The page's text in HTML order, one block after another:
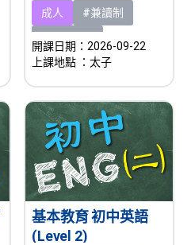
成人
#兼讀制
#即將開課
開課日期：2026-09-22
上課地點 ：太子
基本教育 初中英語
(Level 2)